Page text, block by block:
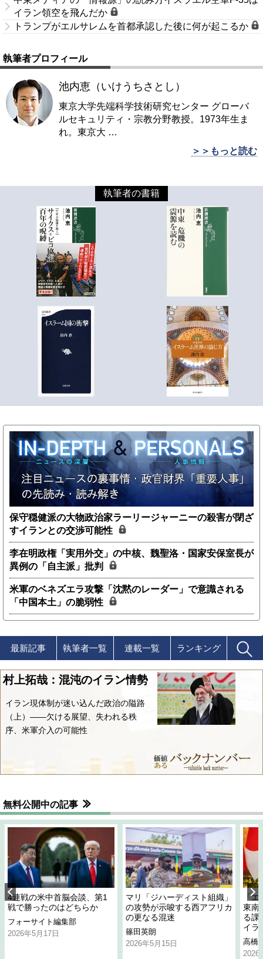
イラン領空を飛んだか
トランプがエルサレムを首都承認した後に何が起こるか
執筆者プロフィール
池内恵（いけうちさとし）
東京大学先端科学技術研究センター グローバ
ルセキュリティ・宗教分野教授。1973年生ま
れ。東京大 …
＞＞もっと読む
執筆者の書籍
保守穏健派の大物政治家ラーリージャーニーの殺害が閉ざ
すイランとの交渉可能性
李在明政権「実用外交」の中核、魏聖洛・国家安保室長が
異例の「自主派」批判
米軍のベネズエラ攻撃「沈黙のレーダー」で意識される
「中国本土」の脆弱性
最新記事 執筆者一覧 連載一覧 ランキング
村上拓哉：混沌のイラン情勢
イラン現体制が迷い込んだ政治の隘路
（上）――欠ける展望、失われる秩
序、米軍介入の可能性
無料公開中の記事
4連戦の米中首脳会談、第1
戦で勝ったのはどちらか
フォーサイト編集部
2026年5月17日
マリ「ジハーディスト組織」
の攻勢が示唆する西アフリカ
の更なる混迷
篠田英朗
2026年5月15日
「
東南
る課
イラ
高橋
2026